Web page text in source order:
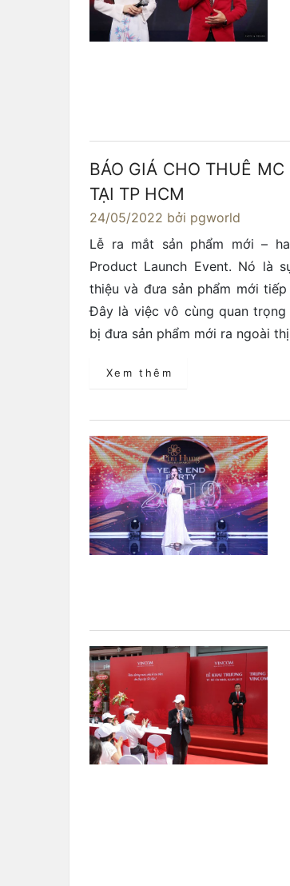
BÁO GIÁ CHO THUÊ
TẠI TP HCM
24/05/2022 bởi pgworld
Lễ ra mắt sản phẩm mới –
Product Launch Event. Nó là
thiệu và đưa sản phẩm mới
Đây là việc vô cùng quan
bị đưa sản phẩm mới ra ngoài
Xem thêm